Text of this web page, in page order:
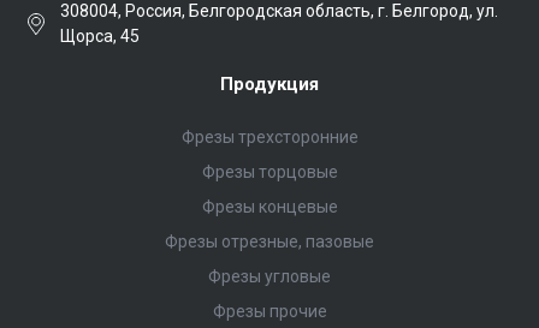
308004, Россия, Белгородская область, г. Белгород, ул.
Щорса, 45
Продукция
Фрезы трехсторонние
Фрезы торцовые
Фрезы концевые
Фрезы отрезные, пазовые
Фрезы угловые
Фрезы прочие